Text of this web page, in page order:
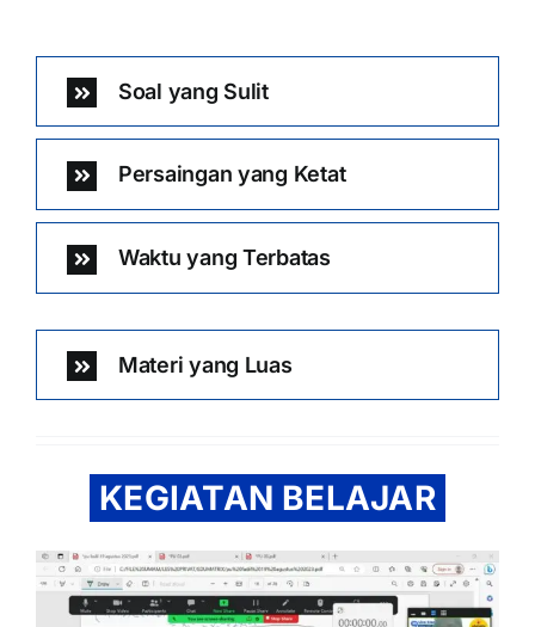
Soal yang Sulit
Persaingan yang Ketat
Waktu yang Terbatas
Materi yang Luas
KEGIATAN BELAJAR